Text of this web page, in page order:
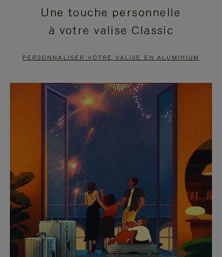
EN
PAUSE,
APPUYEZ
POUR
METTRE
PAUSE
VIDÉO
EST
DÉSACTIVÉ.
CLIQUER
POUR
RÉACTIVER
LE
SON
Une touche personnelle
à votre valise Classic
PERSONNALISER VOTRE VALISE EN ALUMINIUM